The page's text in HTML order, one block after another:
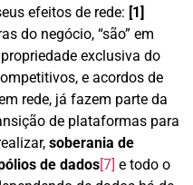
efeitos de rede: [1]
do negócio, “são” em
exclusiva do
e acordos de
rede, já fazem parte da
de plataformas para
soberania de
de dados[7] e todo o